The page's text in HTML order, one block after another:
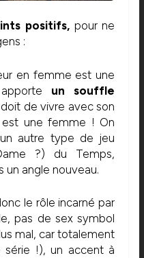
positifs, pour ne
:
en femme est une
un souffle
de vivre avec son
une femme ! On
autre type de jeu
?) du Temps,
un angle nouveau.
le rôle incarné par
pas de sex symbol
mal, car totalement
!), un accent à